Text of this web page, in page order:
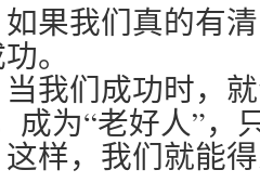
果我们真的有
。
我们成功时，
成为“老好人”，
样，我们就能